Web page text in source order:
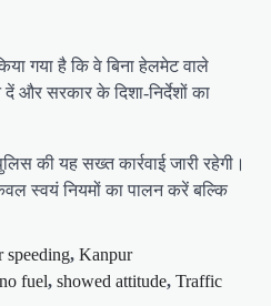
गया है कि वे बिना हेलमेट वाले
और सरकार के दिशा-निर्देशों का
की यह सख्त कार्रवाई जारी रहेगी।
स्वयं नियमों का पालन करें बल्कि
speeding, Kanpur
fuel, showed attitude, Traffic